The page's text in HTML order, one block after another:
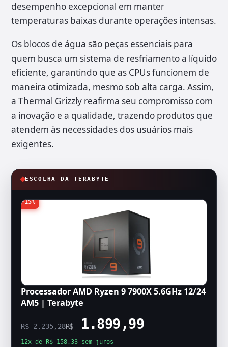
desempenho excepcional em manter
temperaturas baixas durante operações intensas.
Os blocos de água são peças essenciais para
quem busca um sistema de resfriamento a líquido
eficiente, garantindo que as CPUs funcionem de
maneira otimizada, mesmo sob alta carga. Assim,
a Thermal Grizzly reafirma seu compromisso com
a inovação e a qualidade, trazendo produtos que
atendem às necessidades dos usuários mais
exigentes.
ESCOLHA DA TERABYTE
-15%
Processador AMD Ryzen 9 7900X 5.6GHz 12/24
AM5 | Terabyte
R$ 2.235,28R$1.899,99
12x de R$ 158,33 sem juros